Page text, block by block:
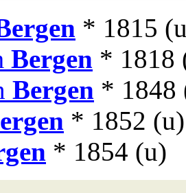
* 1815
Bergen * 1818
Bergen * 1848
* 1852 (u)
* 1854 (u)